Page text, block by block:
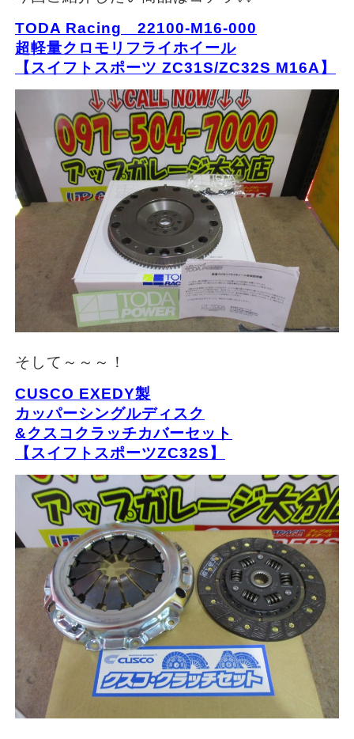
TODA Racing 22100-M16-000
超軽量クロモリフライホイール
【スイフトスポーツ ZC31S/ZC32S M16A】
そして～～～！
CUSCO EXEDY製
カッパーシングルディスク
&クスコクラッチカバーセット
【スイフトスポーツZC32S】